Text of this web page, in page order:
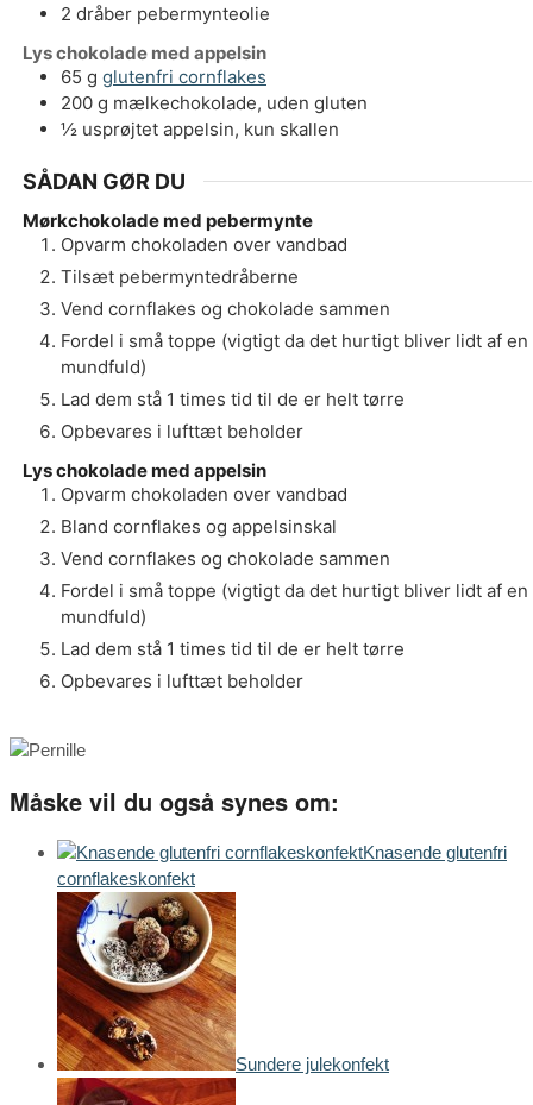
2 dråber pebermynteolie
Lys chokolade med appelsin
65 g glutenfri cornflakes
200 g mælkechokolade, uden gluten
½ usprøjtet appelsin, kun skallen
SÅDAN GØR DU
Mørkchokolade med pebermynte
Opvarm chokoladen over vandbad
Tilsæt pebermyntedråberne
Vend cornflakes og chokolade sammen
Fordel i små toppe (vigtigt da det hurtigt bliver lidt af en
mundfuld)
Lad dem stå 1 times tid til de er helt tørre
Opbevares i lufttæt beholder
Lys chokolade med appelsin
Opvarm chokoladen over vandbad
Bland cornflakes og appelsinskal
Vend cornflakes og chokolade sammen
Fordel i små toppe (vigtigt da det hurtigt bliver lidt af en
mundfuld)
Lad dem stå 1 times tid til de er helt tørre
Opbevares i lufttæt beholder
Måske vil du også synes om:
Knasende glutenfri
cornflakeskonfekt
Sundere julekonfekt